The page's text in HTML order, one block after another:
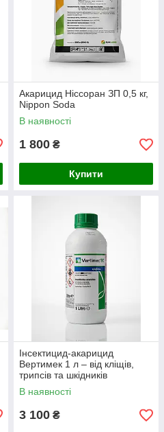
Акарицид Ніссоран ЗП 0,5 кг,
Nippon Soda
В наявності
1 800 ₴
Купити
Інсектицид-акарицид
Вертимек 1 л – від кліщів,
трипсів та шкідників
В наявності
3 100 ₴